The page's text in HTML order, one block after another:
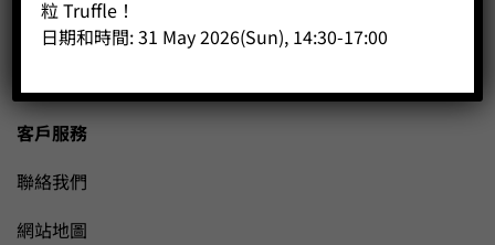
客戶服務
聯絡我們
網站地圖
粒 Truffle！
日期和時間: 31 May 2026(Sun), 14:30-17:00